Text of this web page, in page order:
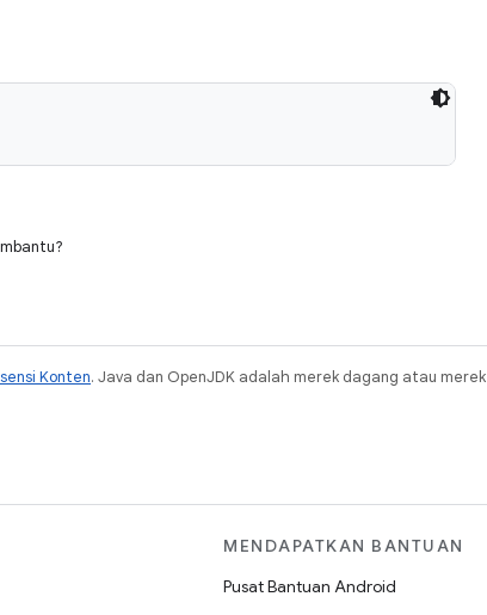
Konten. Java dan OpenJDK adalah merek dagang atau merek
MENDAPATKAN BANTUAN
Pusat Bantuan Android